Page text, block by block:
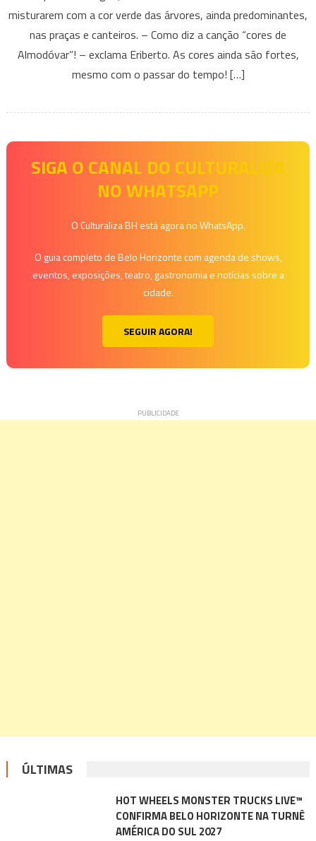
misturarem com a cor verde das árvores, ainda predominantes,
nas praças e canteiros. – Como diz a canção “cores de
Almodóvar”! – exclama Eriberto. As cores ainda são fortes,
mesmo com o passar do tempo! […]
SIGA O CANAL DO CULTURALIZA
NO WHATSAPP
O Culturaliza BH está agora no WhatsApp.
O guia completo de Belo Horizonte com agenda de shows,
eventos, exposições, teatro, gastronomia e notícias sobre a
cidade.
SEGUIR AGORA!
ÚLTIMAS
HOT WHEELS MONSTER TRUCKS LIVE™
CONFIRMA BELO HORIZONTE NA TURNÊ
AMÉRICA DO SUL 2027